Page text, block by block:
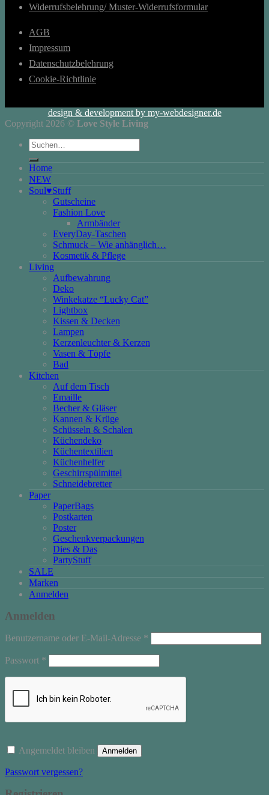
Widerrufsbelehrung/ Muster-Widerrufsformular
AGB
Impressum
Datenschutzbelehrung
Cookie-Richtlinie
design & development by my-webdesigner.de
Copyright 2026 © Love Style Living
Suchen
nach:
Home
NEW
Soul♥Stuff
Gutscheine
Fashion Love
Armbänder
EveryDay-Taschen
Schmuck – Wie anhänglich…
Kosmetik & Pflege
Living
Aufbewahrung
Deko
Winkekatze “Lucky Cat”
Lightbox
Kissen & Decken
Lampen
Kerzenleuchter & Kerzen
Vasen & Töpfe
Bad
Kitchen
Auf dem Tisch
Emaille
Becher & Gläser
Kannen & Krüge
Schüsseln & Schalen
Küchendeko
Küchentextilien
Küchenhelfer
Geschirrspülmittel
Schneidebretter
Paper
PaperBags
Postkarten
Poster
Geschenkverpackungen
Dies & Das
PartyStuff
SALE
Marken
Anmelden
Anmelden
Benutzername oder E-Mail-Adresse *
Passwort *
Angemeldet bleiben Anmelden
Passwort vergessen?